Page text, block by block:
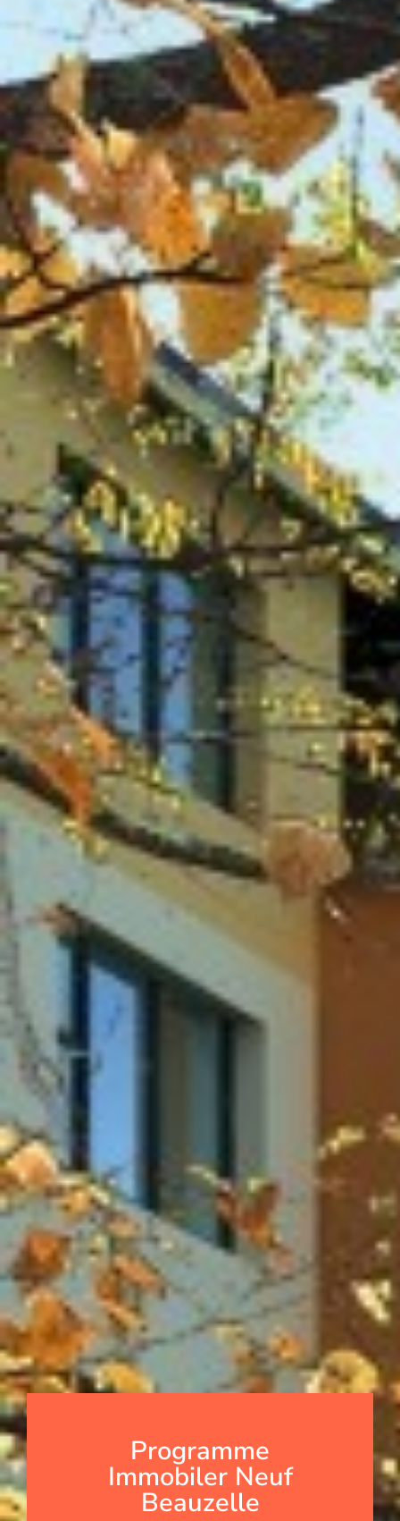
Programme
Immobiler Neuf
Beauzelle